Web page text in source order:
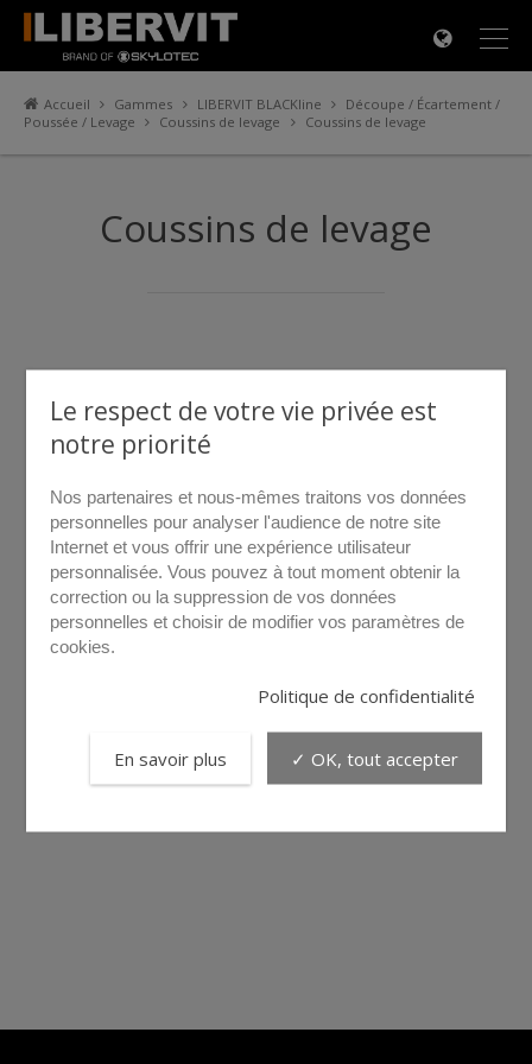
Accueil Gammes LIBERVIT BLACKline
Découpe / Écartement /
Poussée / Levage
Coussins de levage Coussins de levage
Coussins de levage
×
Le respect de votre vie privée est
notre priorité
Nos partenaires et nous-mêmes traitons vos données
personnelles pour analyser l'audience de notre site
Internet et vous offrir une expérience utilisateur
personnalisée. Vous pouvez à tout moment obtenir la
correction ou la suppression de vos données
personnelles et choisir de modifier vos paramètres de
cookies.
Politique de confidentialité
En savoir plus ✓ OK, tout accepter